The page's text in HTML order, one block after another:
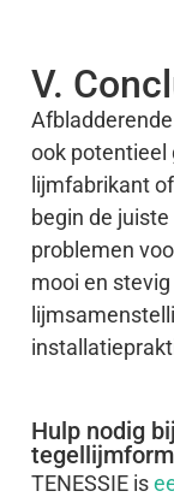
V.
ook potentieel
lijmfabrikant
begin de
problemen
mooi en
Hulp nodig
TENESSIE is